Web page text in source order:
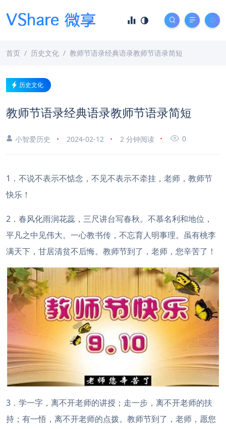
首页 历史文化 教师节语录经典语录教师节语录简短
历史文化
教师节语录经典语录教师节语录简短
小智爱历史 2024-02-12 2 分钟阅读 0
1．不说不表示不惦念，不见不表示不牵挂，老师，教师节
快乐！
2．春风化雨润花蕊，三尺讲台写春秋。不慕名利和地位，
平凡之中见伟大。一心教书传，不忘育人明事理。虽有桃李
满天下，甘居清贫不后悔。教师节到了，老师，您辛苦了！
3．学一字，离不开老师的讲授；走一步，离不开老师的扶
持；有一悟，离不开老师的点拨。教师节到了，老师，愿您